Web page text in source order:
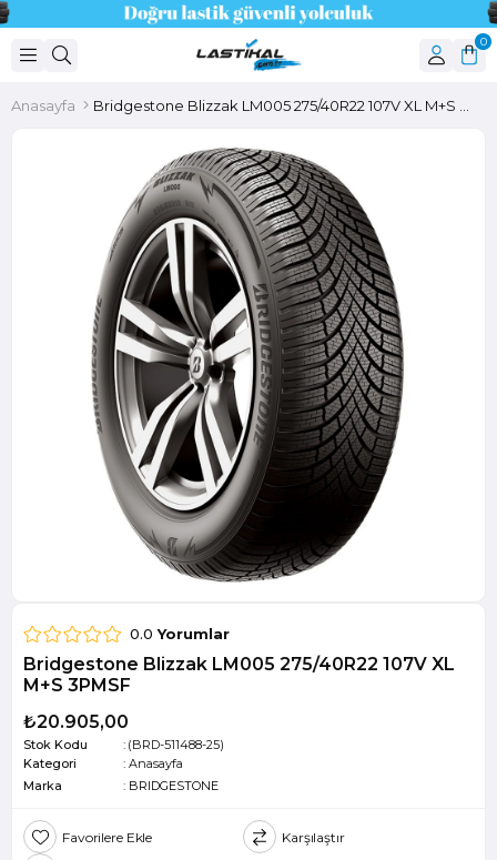
0
Anasayfa
0.0 Yorumlar
Bridgestone Blizzak LM005 275/40R22 107V XL
M+S 3PMSF
₺20.905,00
Stok Kodu
(BRD-511488-25)
Kategori
: Anasayfa
Marka
: BRIDGESTONE
Favorilere Ekle
Karşılaştır